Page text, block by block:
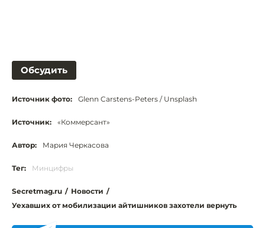
Обсудить
Источник фото: Glenn Carstens-Peters / Unsplash
Источник: «Коммерсант»
Автор: Мария Черкасова
Тег: Минцифры
Secretmag.ru / Новости /
Уехавших от мобилизации айтишников захотели вернуть